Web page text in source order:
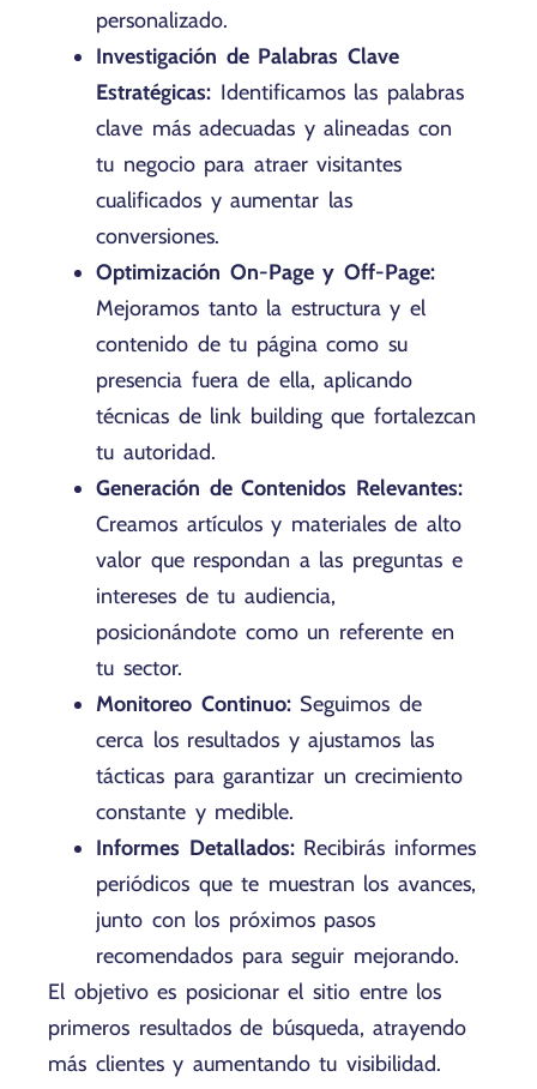
personalizado.
Investigación de Palabras Clave
Estratégicas: Identificamos las palabras
clave más adecuadas y alineadas con
tu negocio para atraer visitantes
cualificados y aumentar las
conversiones.
Optimización On-Page y Off-Page:
Mejoramos tanto la estructura y el
contenido de tu página como su
presencia fuera de ella, aplicando
técnicas de link building que fortalezcan
tu autoridad.
Generación de Contenidos Relevantes:
Creamos artículos y materiales de alto
valor que respondan a las preguntas e
intereses de tu audiencia,
posicionándote como un referente en
tu sector.
Monitoreo Continuo:Seguimos de
cerca los resultados y ajustamos las
tácticas para garantizar un crecimiento
constante y medible.
Informes Detallados:Recibirás informes
periódicos que te muestran los avances,
junto con los próximos pasos
recomendados para seguir mejorando.
El objetivo es posicionar el sitio entre los
primeros resultados de búsqueda, atrayendo
más clientes y aumentando tu visibilidad.